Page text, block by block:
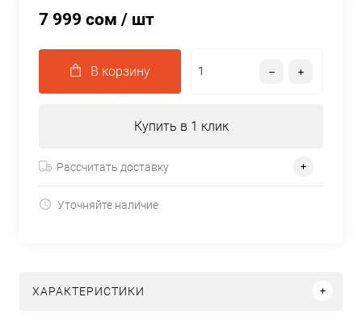
7 999 сом / шт
В корзину
Купить в 1 клик
Рассчитать доставку
Уточняйте наличие
ХАРАКТЕРИСТИКИ